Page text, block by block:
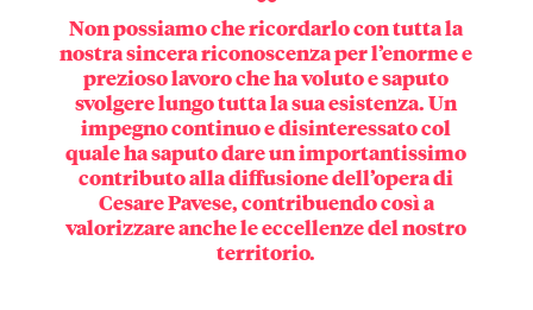
Non possiamo che ricordarlo con tutta la
nostra sincera riconoscenza per l’enorme e
prezioso lavoro che ha voluto e saputo
svolgere lungo tutta la sua esistenza. Un
impegno continuo e disinteressato col
quale ha saputo dare un importantissimo
contributo alla diffusione dell’opera di
Cesare Pavese, contribuendo così a
valorizzare anche le eccellenze del nostro
territorio.